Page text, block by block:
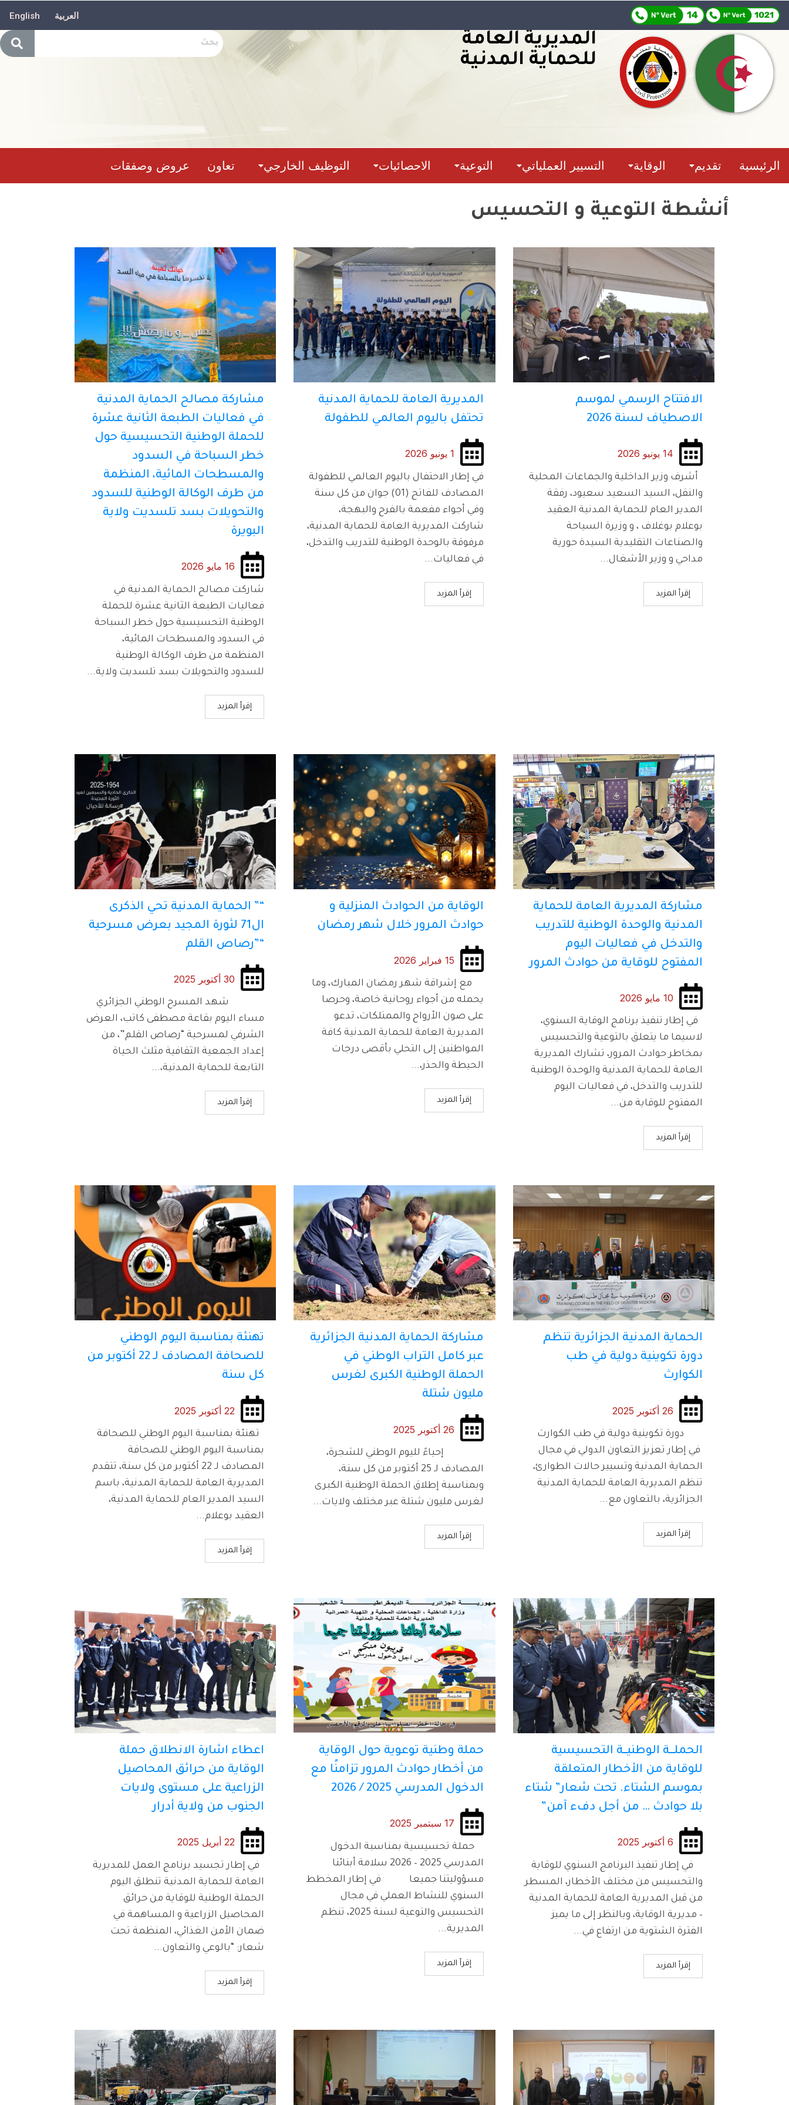
العربية English
المديرية العامة
للحماية المدنية
الرئيسية تقديم الوقاية التسيير العملياتي التوعية الاحصائيات التوظيف الخارجي تعاون عروض وصفقات
أنشطة التوعية و التحسيس
الافتتاح الرسمي لموسم
الاصطياف لسنة 2026
14 يونيو 2026
أشرف وزير الداخلية والجماعات المحلية
والنقل، السيد السعيد سعيود، رفقة
المدير العام للحماية المدنية العقيد
بوعلام بوغلاف ، و وزيرة السياحة
والصناعات التقليدية السيدة حورية
مداحي و وزير الأشغال...
إقرأ المزيد
المديرية العامة للحماية المدنية
تحتفل باليوم العالمي للطفولة
1 يونيو 2026
في إطار الاحتفال باليوم العالمي للطفولة
المصادف للفاتح (01) جوان من كل سنة
وفي أجواء مفعمة بالفرح والبهجة،
شاركت المديرية العامة للحماية المدنية،
مرفوقة بالوحدة الوطنية للتدريب والتدخل،
في فعاليات...
إقرأ المزيد
مشاركة مصالح الحماية المدنية
في فعاليات الطبعة الثانية عشرة
للحملة الوطنية التحسيسية حول
خطر السباحة في السدود
والمسطحات المائية، المنظمة
من طرف الوكالة الوطنية للسدود
والتحويلات بسد تلسديت ولاية
البويرة
16 مايو 2026
شاركت مصالح الحماية المدنية في
فعاليات الطبعة الثانية عشرة للحملة
الوطنية التحسيسية حول خطر السباحة
في السدود والمسطحات المائية،
المنظمة من طرف الوكالة الوطنية
للسدود والتحويلات بسد تلسديت ولاية...
إقرأ المزيد
مشاركة المديرية العامة للحماية
المدنية والوحدة الوطنية للتدريب
والتدخل في فعاليات اليوم
المفتوح للوقاية من حوادث المرور
10 مايو 2026
في إطار تنفيذ برنامج الوقاية السنوي،
لاسيما ما يتعلق بالتوعية والتحسيس
بمخاطر حوادث المرور، تشارك المديرية
العامة للحماية المدنية والوحدة الوطنية
للتدريب والتدخل، في فعاليات اليوم
المفتوح للوقاية من...
إقرأ المزيد
الوقاية من الحوادث المنزلية و
حوادث المرور خلال شهر رمضان
15 فبراير 2026
مع إشراقة شهر رمضان المبارك، وما
يحمله من أجواء روحانية خاصة، وحرصا
على صون الأرواح والممتلكات، تدعو
المديرية العامة للحماية المدنية كافة
المواطنين إلى التحلي بأقصى درجات
الحيطة والحذر،...
إقرأ المزيد
“” الحماية المدنية تحي الذكرى
ال71 لثورة المجيد بعرض مسرحية
“”رصاص القلم
30 أكتوبر 2025
شهد المسرح الوطني الجزائري
مساء اليوم بقاعة مصطفى كاتب، العرض
الشرفي لمسرحية “رصاص القلم”، من
إعداد الجمعية الثقافية مثلث الحياة
التابعة للحماية المدنية،...
إقرأ المزيد
الحماية المدنية الجزائرية تنظم
دورة تكوينية دولية في طب
الكوارث
26 أكتوبر 2025
دورة تكوينية دولية في طب الكوارث
في إطار تعزيز التعاون الدولي في مجال
الحماية المدنية وتسيير حالات الطوارئ،
تنظم المديرية العامة للحماية المدنية
الجزائرية، بالتعاون مع...
إقرأ المزيد
مشاركة الحماية المدنية الجزائرية
عبر كامل التراب الوطني في
الحملة الوطنية الكبرى لغرس
مليون شتلة
26 أكتوبر 2025
إحياءً لليوم الوطني للشجرة،
المصادف لـ 25 أكتوبر من كل سنة،
وبمناسبة إطلاق الحملة الوطنية الكبرى
لغرس مليون شتلة عبر مختلف ولايات...
إقرأ المزيد
تهنئة بمناسبة اليوم الوطني
للصحافة المصادف لـ 22 أكتوبر من
كل سنة
22 أكتوبر 2025
تهنئة بمناسبة اليوم الوطني للصحافة
بمناسبة اليوم الوطني للصحافة
المصادف لـ 22 أكتوبر من كل سنة، تتقدم
المديرية العامة للحماية المدنية، باسم
السيد المدير العام للحماية المدنية،
العقيد بوعلام...
إقرأ المزيد
الحملــــة الوطنيـــة التحسيسية
للوقاية من الأخطار المتعلقة
بموسم الشتاء. تحت شعار” شتاء
بلا حوادث … من أجل دفء آمن”
6 أكتوبر 2025
في إطار تنفيذ البرنامج السنوي للوقاية
والتحسيس من مختلف الأخطار، المسطر
من قبل المديرية العامة للحماية المدنية
– مديرية الوقاية، وبالنظر إلى ما يميز
الفترة الشتوية من ارتفاع في...
إقرأ المزيد
حملة وطنية توعوية حول الوقاية
من أخطار حوادث المرور تزامنًا مع
الدخول المدرسي 2025 / 2026
17 سبتمبر 2025
حملة تحسيسية بمناسبة الدخول
المدرسي 2025 – 2026 سلامة أبنائنا
مسؤوليتنا جميعا في إطار المخطط
السنوي للنشاط العملي في مجال
التحسيس والتوعية لسنة 2025، تنظم
المديرية...
إقرأ المزيد
اعطاء اشارة الانطلاق حملة
الوقاية من حرائق المحاصيل
الزراعية على مستوى ولايات
الجنوب من ولاية أدرار
22 أبريل 2025
في إطار تجسيد برنامج العمل للمديرية
العامة للحماية المدنية تنطلق اليوم
الحملة الوطنية للوقاية من حرائق
المحاصيل الزراعية و المساهمة في
ضمان الأمن الغذائي، المنظمة تحت
شعار: “بالوعي والتعاون...
إقرأ المزيد